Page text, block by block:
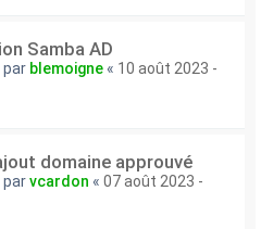
Samba AD
par blemoigne « 10 août 2023 -
domaine approuvé
parvcardon « 07 août 2023 -